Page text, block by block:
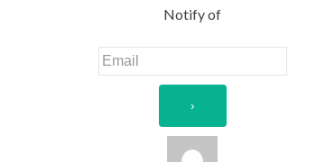
Notify of